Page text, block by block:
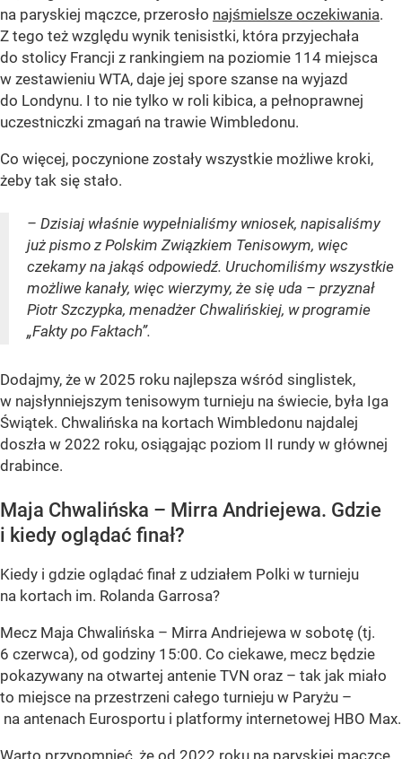
na paryskiej mączce, przerosło najśmielsze oczekiwania.
Z tego też względu wynik tenisistki, która przyjechała
do stolicy Francji z rankingiem na poziomie 114 miejsca
w zestawieniu WTA, daje jej spore szanse na wyjazd
do Londynu. I to nie tylko w roli kibica, a pełnoprawnej
uczestniczki zmagań na trawie Wimbledonu.
Co więcej, poczynione zostały wszystkie możliwe kroki,
żeby tak się stało.
– Dzisiaj właśnie wypełnialiśmy wniosek, napisaliśmy
już pismo z Polskim Związkiem Tenisowym, więc
czekamy na jakąś odpowiedź. Uruchomiliśmy wszystkie
możliwe kanały, więc wierzymy, że się uda – przyznał
Piotr Szczypka, menadżer Chwalińskiej, w programie
„Fakty po Faktach”.
Dodajmy, że w 2025 roku najlepsza wśród singlistek,
w najsłynniejszym tenisowym turnieju na świecie, była Iga
Świątek. Chwalińska na kortach Wimbledonu najdalej
doszła w 2022 roku, osiągając poziom II rundy w głównej
drabince.
Maja Chwalińska – Mirra Andriejewa. Gdzie
i kiedy oglądać finał?
Kiedy i gdzie oglądać finał z udziałem Polki w turnieju
na kortach im. Rolanda Garrosa?
Mecz Maja Chwalińska – Mirra Andriejewa w sobotę (tj.
6 czerwca), od godziny 15:00. Co ciekawe, mecz będzie
pokazywany na otwartej antenie TVN oraz – tak jak miało
to miejsce na przestrzeni całego turnieju w Paryżu –
na antenach Eurosportu i platformy internetowej HBO Max.